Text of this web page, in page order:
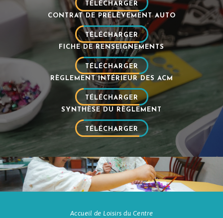
Accueil de Loisirs du Centre
TÉLÉCHARGER
CONTRAT DE PRÉLÈVEMENT AUTO
TÉLÉCHARGER
FICHE DE RENSEIGNEMENTS
TÉLÉCHARGER
RÈGLEMENT INTÉRIEUR DES ACM
TÉLÉCHARGER
SYNTHÈSE DU RÈGLEMENT
TÉLÉCHARGER